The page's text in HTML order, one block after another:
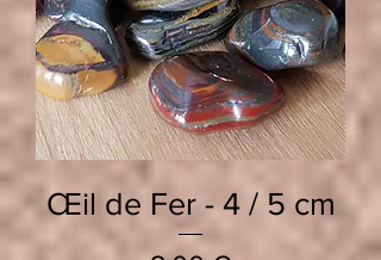
Œil de Fer - 4 / 5 cm